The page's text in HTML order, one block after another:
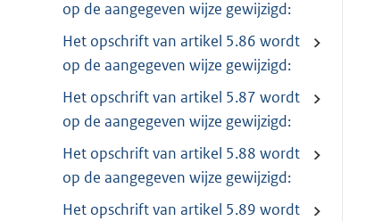
op de aangegeven wijze gewijzigd:
Het opschrift van artikel 5.86 wordt
op de aangegeven wijze gewijzigd:
Het opschrift van artikel 5.87 wordt
op de aangegeven wijze gewijzigd:
Het opschrift van artikel 5.88 wordt
op de aangegeven wijze gewijzigd:
Het opschrift van artikel 5.89 wordt